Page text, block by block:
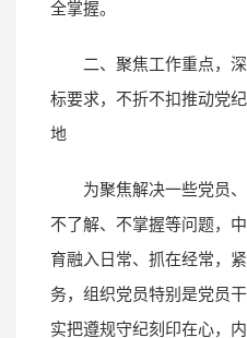
全掌握。
二、聚焦工作重点，
标要求，不折不扣推动党
地
为聚焦解决一些党员
不了解、不掌握等问题，
育融入日常、抓在经常，
务，组织党员特别是党员
实把遵规守纪刻印在心，内